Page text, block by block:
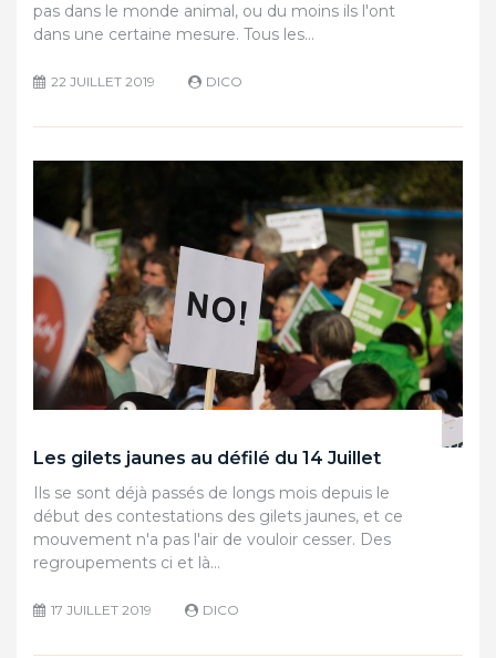
pas dans le monde animal, ou du moins ils l'ont
dans une certaine mesure. Tous les…
22 JUILLET 2019 DICO
Les gilets jaunes au défilé du 14 Juillet
Ils se sont déjà passés de longs mois depuis le
début des contestations des gilets jaunes, et ce
mouvement n'a pas l'air de vouloir cesser. Des
regroupements ci et là…
17 JUILLET 2019 DICO